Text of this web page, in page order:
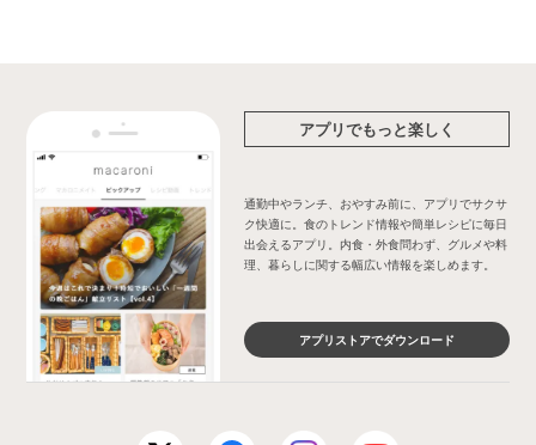
アプリでもっと楽しく
通勤中やランチ、おやすみ前に、アプリでサクサ
ク快適に。食のトレンド情報や簡単レシピに毎日
出会えるアプリ。内食・外食問わず、グルメや料
理、暮らしに関する幅広い情報を楽しめます。
アプリストアでダウンロード